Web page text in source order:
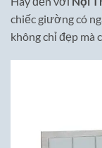
chiếc giường có
không chỉ đẹp mà